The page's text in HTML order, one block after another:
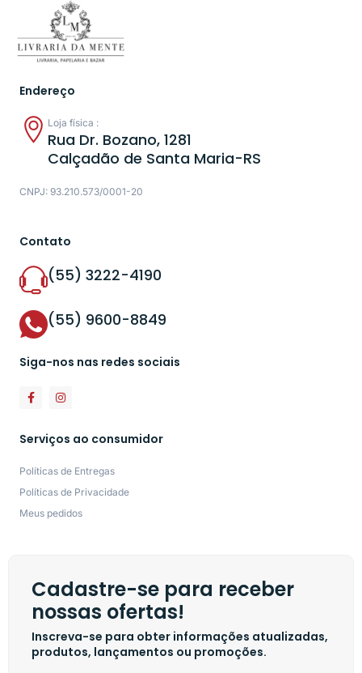
Endereço
Loja física :
Rua Dr. Bozano, 1281
Calçadão de Santa Maria-RS
CNPJ: 93.210.573/0001-20
Contato
(55) 3222-4190
(55) 9600-8849
Siga-nos nas redes sociais
Serviços ao consumidor
Políticas de Entregas
Políticas de Privacidade
Meus pedidos
Cadastre-se para receber
nossas ofertas!
Inscreva-se para obter informações atualizadas,
produtos, lançamentos ou promoções.